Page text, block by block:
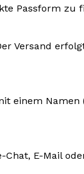
Passform zu
Versand
einem
E-Mail